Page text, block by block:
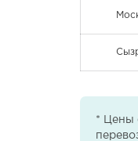
* Цены